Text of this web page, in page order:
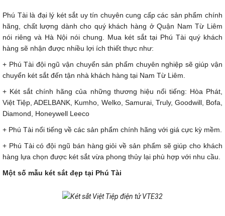
Phú Tài là đại lý két sắt uy tín chuyên cung cấp các sản phẩm chính
hãng, chất lượng dành cho quý khách hàng ở Quận Nam Từ Liêm
nói riêng và Hà Nội nói chung. Mua két sắt tại Phú Tài quý khách
hàng sẽ nhận được nhiều lợi ích thiết thực như:
+ Phú Tài đội ngũ vận chuyển sản phẩm chuyên nghiệp sẽ giúp vận
chuyển két sắt đến tận nhà khách hàng tại Nam Từ Liêm.
+ Két sắt chính hãng của những thương hiệu nổi tiếng: Hòa Phát,
Việt Tiệp, ADELBANK, Kumho, Welko, Samurai, Truly, Goodwill, Bofa,
Diamond, Honeywell Leeco
+ Phú Tài nổi tiếng về các sản phẩm chính hãng với giá cực kỳ mềm.
+ Phú Tài có đội ngũ bán hàng giỏi về sản phẩm sẽ giúp cho khách
hàng lựa chọn được két sắt vừa phong thủy lại phù hợp với nhu cầu.
Một số mẫu két sắt đẹp tại Phú Tài